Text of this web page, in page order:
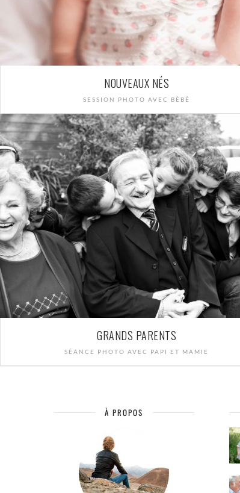
NOUVEAUX NÉS
SESSION PHOTO AVEC BÉBÉ
GRANDS PARENTS
SÉANCE PHOTO AVEC PAPI ET MAMIE
À PROPOS